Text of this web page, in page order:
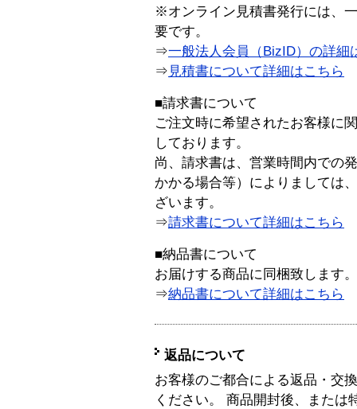
※オンライン見積書発行には、
要です。
⇒一般法人会員（BizID）の詳細
⇒ 見積書について詳細はこちら
■請求書について
ご注文時に希望されたお客様に
しております。
尚、請求書は、営業時間内での
かかる場合等）によりましては
ざいます。
⇒請求書について詳細はこちら
■納品書について
お届けする商品に同梱致します。
⇒納品書について詳細はこちら
返品について
お客様のご都合による返品・交
ください。 商品開封後、または